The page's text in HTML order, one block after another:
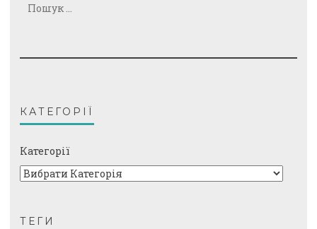
КАТЕГОРІЇ
Категорії
ТЕГИ